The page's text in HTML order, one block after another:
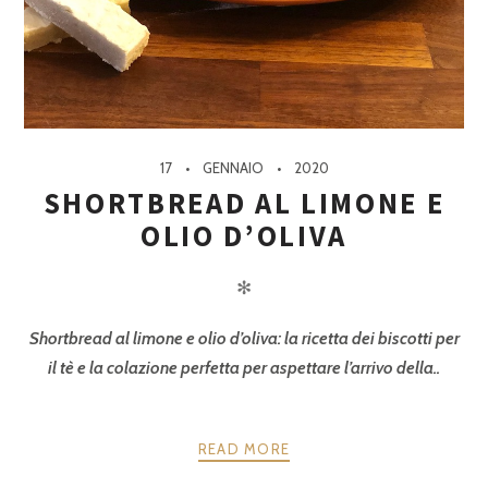
17 GENNAIO 2020
SHORTBREAD AL LIMONE E
OLIO D’OLIVA
✻
Shortbread al limone e olio d’oliva: la ricetta dei biscotti per
il tè e la colazione perfetta per aspettare l’arrivo della..
READ MORE